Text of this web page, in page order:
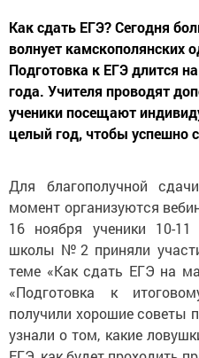
Как сдать ЕГЭ? Сегодня
волнует камскополянских
Подготовка к ЕГЭ длится
года. Учителя проводят
ученики посещают
целый год, чтобы успешно
Для благополучной
момент организуются
16 ноября ученики 10-11
школы №2 приняли
теме «Как сдать ЕГЭ на
«Подготовка к
получили хорошие советы
узнали о том, какие